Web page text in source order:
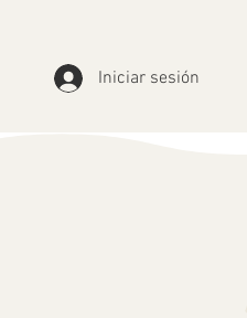
Iniciar sesión